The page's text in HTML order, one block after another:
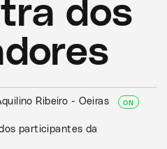
dos
Ribeiro - Oeiras ON
participantes da